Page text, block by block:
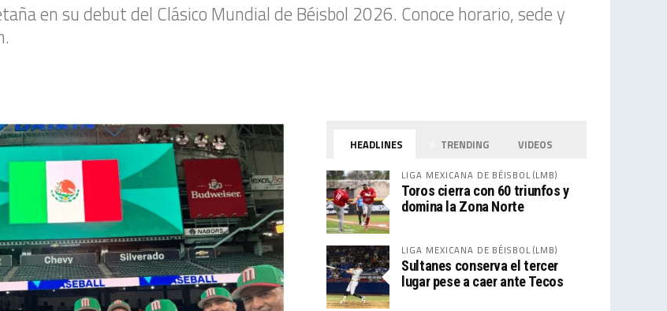
en su debut del Clásico Mundial de Béisbol 2026. Conoce horario, sede y
HEADLINES TRENDING VIDEOS
LIGA MEXICANA DE BÉISBOL (LMB)
Toros cierra con 60 triunfos y
domina la Zona Norte
LIGA MEXICANA DE BÉISBOL (LMB)
Sultanes conserva el tercer
lugar pese a caer ante Tecos